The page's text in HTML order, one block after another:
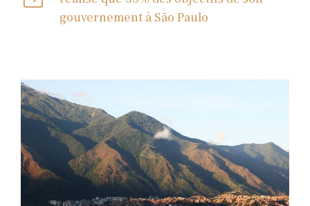
gouvernement à São Paulo